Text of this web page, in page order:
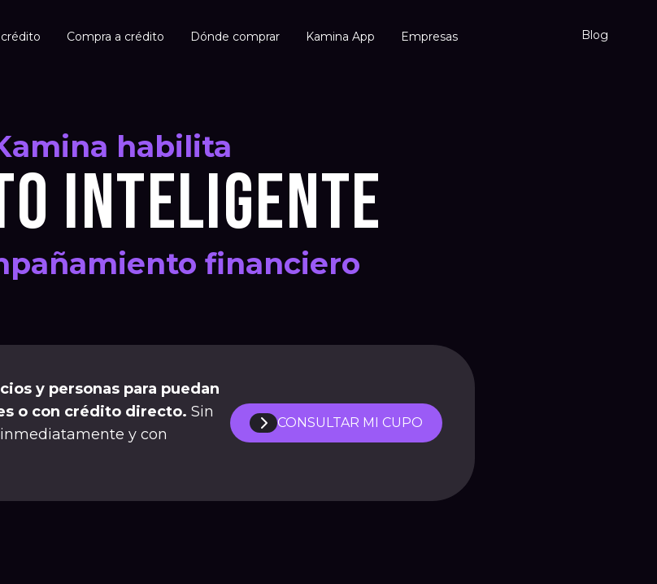
Compra a crédito Dónde comprar Kamina App Empresas Blog
habilita
INTELIGENTE
financiero
y personas para puedan
o con crédito directo. Sin
y con
CONSULTAR MI CUPO